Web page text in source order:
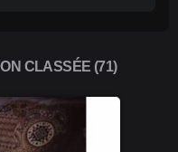
CLASSÉE (71)